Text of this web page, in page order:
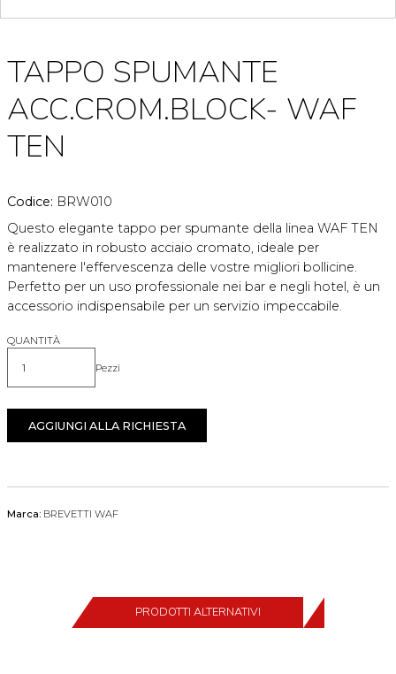
TAPPO SPUMANTE
ACC.CROM.BLOCK- WAF
TEN
Codice: BRW010
Questo elegante tappo per spumante della linea WAF TEN
è realizzato in robusto acciaio cromato, ideale per
mantenere l'effervescenza delle vostre migliori bollicine.
Perfetto per un uso professionale nei bar e negli hotel, è un
accessorio indispensabile per un servizio impeccabile.
QUANTITÀ
Quantità Pezzi
AGGIUNGI ALLA RICHIESTA
Marca: BREVETTI WAF
PRODOTTI ALTERNATIVI